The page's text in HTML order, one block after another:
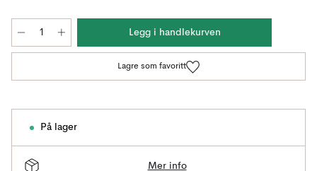
Legg i handlekurven
Lagre som favoritt
På lager
Mer info